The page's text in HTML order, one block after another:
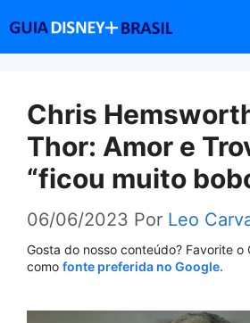
conteúdo
Chris
Thor: Amor e
“ficou muito
06/06/2023 Por Leo
Gosta do nosso conteúdo? Favorite o
como fonte preferida no Google.